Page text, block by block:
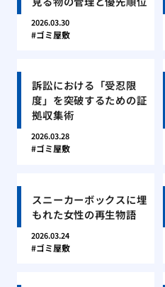
2026.03.30
ゴミ屋敷
訴訟における「受忍限
度」を突破するための証
拠収集術
2026.03.28
ゴミ屋敷
スニーカーボックスに埋
もれた女性の再生物語
2026.03.24
ゴミ屋敷